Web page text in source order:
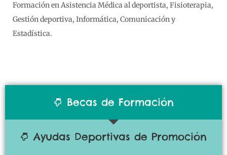
Formación en Asistencia Médica al deportista, Fisioterapia,
Gestión deportiva, Informática, Comunicación y
Estadística.
Becas de Formación
Ayudas Deportivas de Promoción